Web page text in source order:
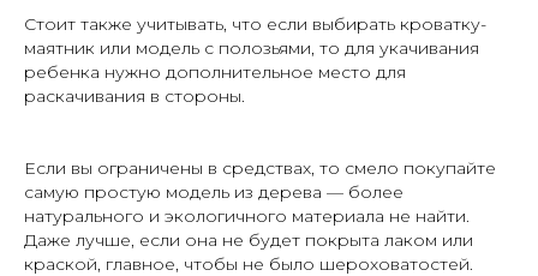
Стоит также учитывать, что если выбирать кроватку-
маятник или модель с полозьями, то для укачивания
ребенка нужно дополнительное место для
раскачивания в стороны.
Если вы ограничены в средствах, то смело покупайте
самую простую модель из дерева — более
натурального и экологичного материала не найти.
Даже лучше, если она не будет покрыта лаком или
краской, главное, чтобы не было шероховатостей.